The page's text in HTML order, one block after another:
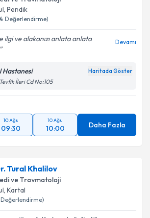
işlenmesine ilişkinAydınlatma
'ni okudum ve kişisel verilerimin belirtilen
, Pendik
4 Değerlendirme)
ilgi ve alakanızı anlata anlata
Devamı
Hastanesi Haritada Göster
İleri Cd No:105
10 Ağu
09:30
10 Ağu
10:00 Daha Fazla
Tural Khalilov
ve Travmatoloji
, Kartal
Değerlendirme)